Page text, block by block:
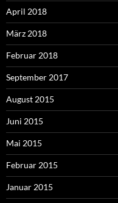
April 2018
März 2018
Februar 2018
September 2017
August 2015
Juni 2015
Mai 2015
Februar 2015
Januar 2015